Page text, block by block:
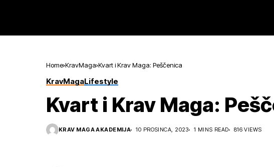
Home KravMaga Kvart i Krav Maga: Peščenica
KravMagaLifestyle
Kvart i Krav Maga:
KRAV MAGA AKADEMIJA 10 PROSINCA, 2023 1 MINS READ 816 VIEWS